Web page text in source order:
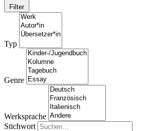
Filter
Typ
Genre
Werksprache
Stichwort